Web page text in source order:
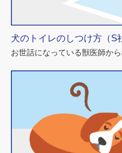
犬のトイレのしつけ方（S
お世話になっている獣医師か